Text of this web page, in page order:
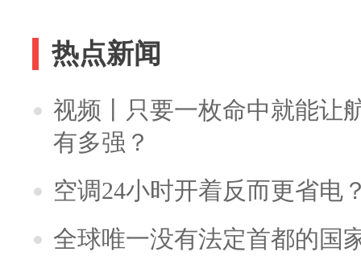
热点新闻
视频丨只要一枚命中就能让
有多强？
空调24小时开着反而更省电
全球唯一没有法定首都的国